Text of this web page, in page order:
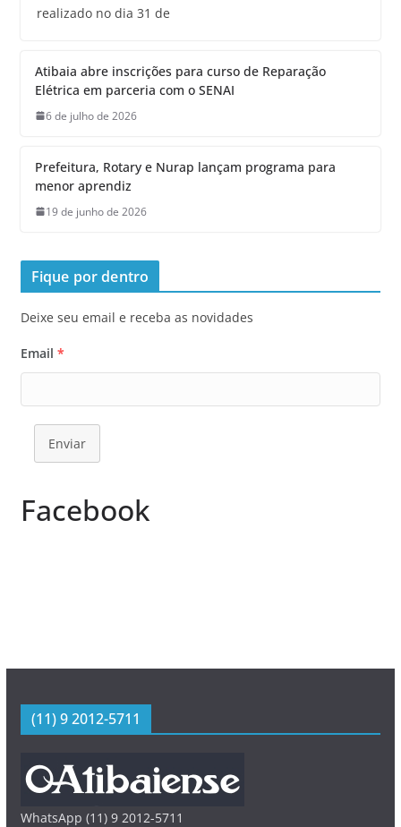
realizado no dia 31 de
Atibaia abre inscrições para curso de Reparação
Elétrica em parceria com o SENAI
6 de julho de 2026
Prefeitura, Rotary e Nurap lançam programa para
menor aprendiz
19 de junho de 2026
Fique por dentro
Deixe seu email e receba as novidades
Email *
Enviar
Facebook
(11) 9 2012-5711
WhatsApp (11) 9 2012-5711